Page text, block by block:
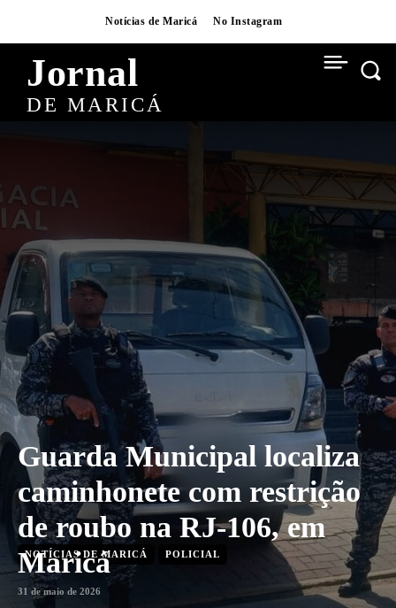
Notícias de Maricá No Instagram
Jornal
DE MARICÁ
Guarda Municipal localiza
caminhonete com restrição
de roubo na RJ-106, em
Maricá
NOTÍCIAS DE MARICÁ POLICIAL
31 de maio de 2026